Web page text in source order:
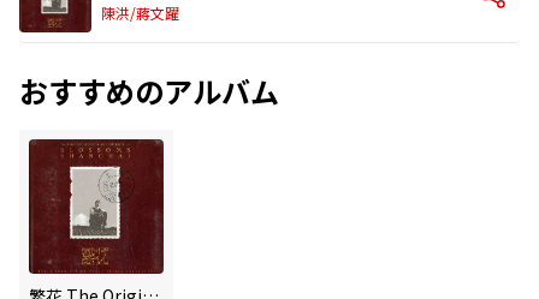
陳洪/蔣文躍
おすすめのアルバム